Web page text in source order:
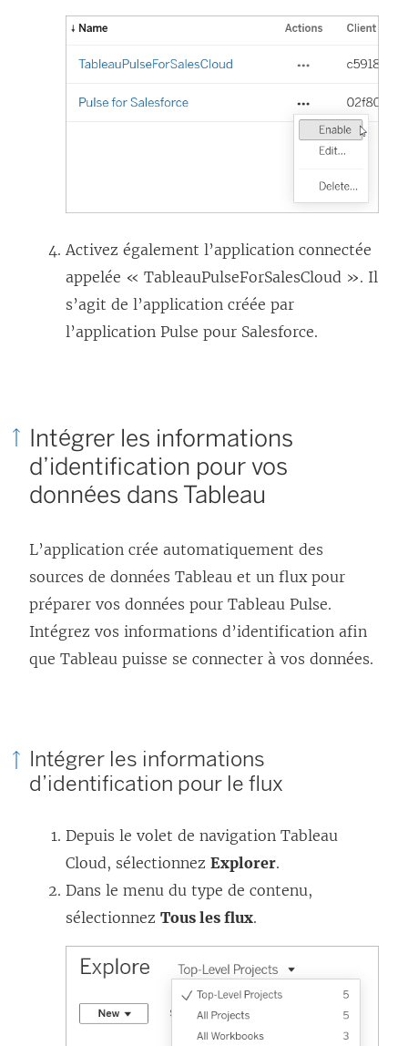
Activez également l’application connectée
appelée « TableauPulseForSalesCloud ». Il
s’agit de l’application créée par
l’application Pulse pour Salesforce.
Intégrer les informations
d’identification pour vos
données dans Tableau
L’application crée automatiquement des
sources de données Tableau et un flux pour
préparer vos données pour Tableau Pulse.
Intégrez vos informations d’identification afin
que Tableau puisse se connecter à vos données.
Intégrer les informations
d’identification pour le flux
Depuis le volet de navigation Tableau
Cloud, sélectionnez Explorer.
Dans le menu du type de contenu,
sélectionnez Tous les flux.